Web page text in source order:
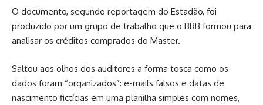
O documento, segundo reportagem do Estadão, foi
produzido por um grupo de trabalho que o BRB formou para
analisar os créditos comprados do Master.
Saltou aos olhos dos auditores a forma tosca como os
dados foram “organizados”: e-mails falsos e datas de
nascimento fictícias em uma planilha simples com nomes,